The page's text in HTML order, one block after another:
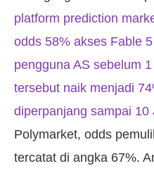
platform prediction
odds 58% akses Fable
pengguna AS sebelum
tersebut naik menjadi
diperpanjang sampai 10
Polymarket, odds
tercatat di angka 67%.